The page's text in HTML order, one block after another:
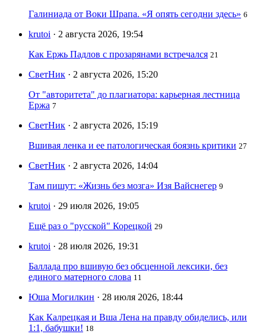
Галиниада от Воки Шрапа. «Я опять сегодни здесь» 6
krutoi · 2 августа 2026, 19:54
Как Ержь Падлов с прозарянами встречался 21
СветНик · 2 августа 2026, 15:20
От "авторитета" до плагиатора: карьерная лестница
Ержа 7
СветНик · 2 августа 2026, 15:19
Вшивая ленка и ее патологическая боязнь критики 27
СветНик · 2 августа 2026, 14:04
Там пишут: «Жизнь без мозга» Изя Вайснегер 9
krutoi · 29 июля 2026, 19:05
Ещё раз о "русской" Корецкой 29
krutoi · 28 июля 2026, 19:31
Баллада про вшивую без обсценной лексики, без
единого матерного слова 11
Юша Могилкин · 28 июля 2026, 18:44
Как Калрецкая и Вша Лена на правду обиделись, или
1:1, бабушки! 18